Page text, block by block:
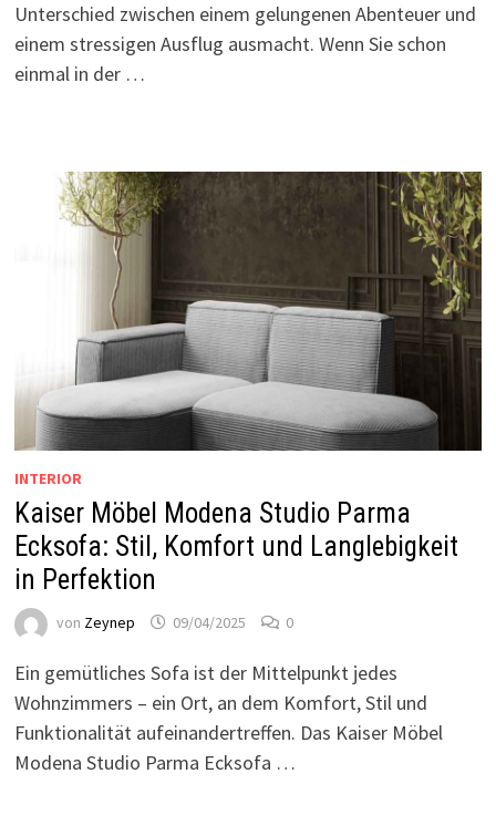
Unterschied zwischen einem gelungenen Abenteuer und
einem stressigen Ausflug ausmacht. Wenn Sie schon
einmal in der …
INTERIOR
Kaiser Möbel Modena Studio Parma
Ecksofa: Stil, Komfort und Langlebigkeit
in Perfektion
von Zeynep 09/04/2025 0
Ein gemütliches Sofa ist der Mittelpunkt jedes
Wohnzimmers – ein Ort, an dem Komfort, Stil und
Funktionalität aufeinandertreffen. Das Kaiser Möbel
Modena Studio Parma Ecksofa …